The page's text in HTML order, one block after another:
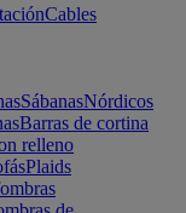
Cables
SábanasNórdicos
Barras de cortina
relleno
Plaids